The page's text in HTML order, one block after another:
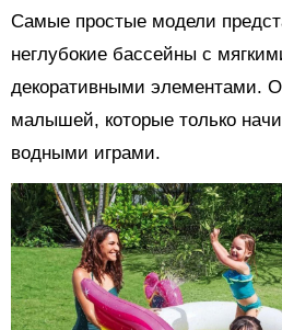
Самые простые модели
неглубокие бассейны с
декоративными элементами.
малышей, которые только
водными играми.